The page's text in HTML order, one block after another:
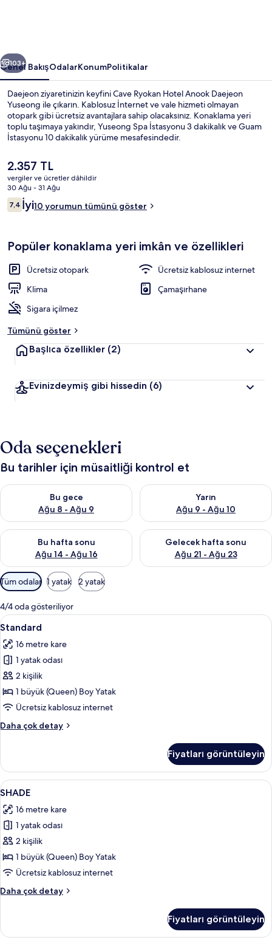
galerisi
Sonraki
103+
Genel BakışOdalarKonumPolitikalar
Daejeon ziyaretinizin keyfini Cave Ryokan Hotel Anook Daejeon
Yuseong ile çıkarın. Kablosuz İnternet ve vale hizmeti olmayan
otopark gibi ücretsiz avantajlara sahip olacaksınız. Konaklama yeri
toplu taşımaya yakındır, Yuseong Spa İstasyonu 3 dakikalık ve Guam
İstasyonu 10 dakikalık yürüme mesafesindedir.
Şu
anki
fiyat
2.357 TL
2.357 TL
vergiler ve ücretler dâhildir
30 Ağu - 31 Ağu
Yorumlar
7,47,4/10
İyi10 yorumun tümünü göster
Popüler konaklama yeri imkân ve özellikleri
Ücretsiz otopark
Ücretsiz kablosuz internet
Klima
Çamaşırhane
Sigara içilmez
Tümünü göster
Başlıca özellikler (2)
Evinizdeymiş gibi hissedin (6)
Oda seçenekleri
Bu tarihler için müsaitliği kontrol et
Bu gece
Ağu 8 - Ağu 9
Bu gece için müsaitliği kontrol et Ağu 8 - Ağu 9
Yarın
Ağu 9 - Ağu 10
Yarın için müsaitliği kontrol
Bu hafta sonu
Ağu 14 - Ağu 16
Bu hafta sonu için müsaitliği kontrol et Ağu 14 - Ağu 16
Gelecek hafta sonu
Ağu 21 - Ağu 23
Önümüzdeki hafta sonu için
Odalar
için
mevcut
filtreler
Tüm odalar 1 yatak 2 yatak
4/4 oda gösteriliyor
Standard
için
tüm
fotoğrafları
görün
Standard | Güneşlik/perde, ses
13
Standard
16 metre kare
1 yatak odası
2 kişilik
1 büyük (Queen) Boy Yatak
Ücretsiz kablosuz internet
Daha çok detay
Standard
detay
Fiyatları görüntüleyin
SHADE
için
tüm
fotoğrafları
görün
SHADE | Güneşlik/perde, ses
16
SHADE
16 metre kare
1 yatak odası
2 kişilik
1 büyük (Queen) Boy Yatak
Ücretsiz kablosuz internet
Daha çok detay
SHADE
detay
Fiyatları görüntüleyin